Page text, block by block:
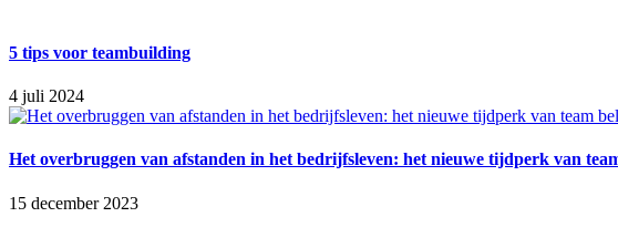
5 tips voor teambuilding
4 juli 2024
Het overbruggen van afstanden in het bedrijfsleven: het nieuwe tijdperk van
15 december 2023